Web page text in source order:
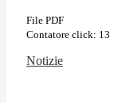
File PDF
Contatore click: 13
Notizie